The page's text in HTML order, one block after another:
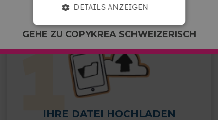
GEHE ZU COPYKREA SCHWEIZERISCH
WIE DER DIENST FUNKTIONIERT
IHRE DATEI HOCHLADEN
DETAILS ANZEIGEN